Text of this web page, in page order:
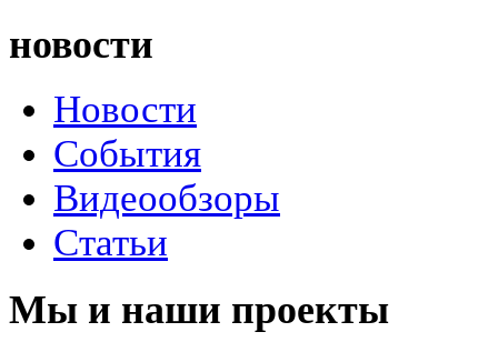
новости
Новости
События
Видеообзоры
Статьи
Мы и наши проекты